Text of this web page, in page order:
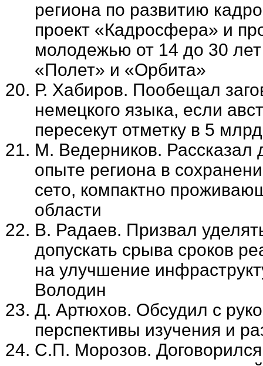
региона по развитию
проект «Кадросфера» и
молодежью от 14 до 30
«Полет» и «Орбита»
Р. Хабиров. Пообещал
немецкого языка, если
пересекут отметку в 5
М. Ведерников. Рассказал
опыте региона в
сето, компактно
области
В. Радаев. Призвал
допускать срыва сроков
на улучшение
Володин
Д. Артюхов. Обсудил с
перспективы изучения и
С.П. Морозов.